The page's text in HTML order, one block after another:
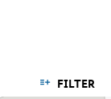
FILTER